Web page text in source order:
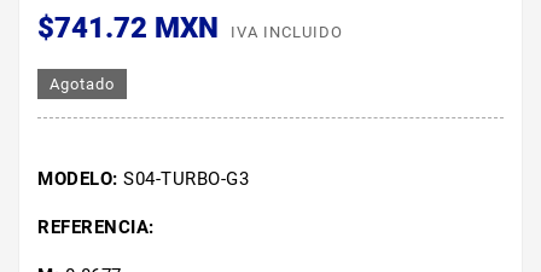
$741.72 MXN
IVA INCLUIDO
Agotado
MODELO: S04-TURBO-G3
REFERENCIA: